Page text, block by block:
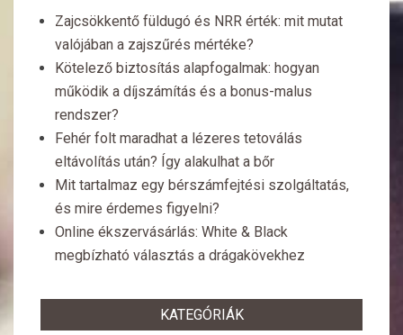
Zajcsökkentő füldugó és NRR érték: mit mutat
valójában a zajszűrés mértéke?
Kötelező biztosítás alapfogalmak: hogyan
működik a díjszámítás és a bonus-malus
rendszer?
Fehér folt maradhat a lézeres tetoválás
eltávolítás után? Így alakulhat a bőr
Mit tartalmaz egy bérszámfejtési szolgáltatás,
és mire érdemes figyelni?
Online ékszervásárlás: White & Black
megbízható választás a drágakövekhez
KATEGÓRIÁK